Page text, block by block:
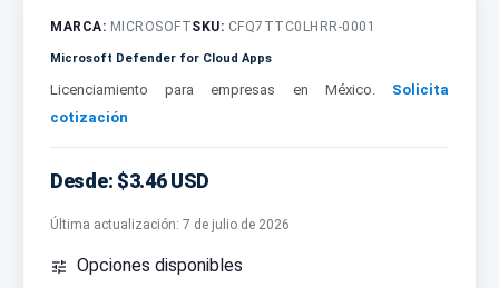
MARCA: MICROSOFTSKU: CFQ7TTC0LHRR-0001
Microsoft Defender for Cloud Apps
Licenciamiento para empresas en México. Solicita
cotización
Desde: $3.46 USD
Última actualización: 7 de julio de 2026
 Opciones disponibles